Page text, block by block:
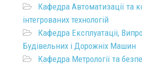
Кафедра Автоматизації та
інтегрованих технологій
Кафедра Експлуатаціі,
Будівельних і Дорожніх Машин
Кафедра Метрології та